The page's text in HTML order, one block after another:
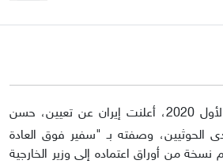
17 أكتوبر/تشرين الأول 2020، أعلنت إيران عن تعيين، حسن
الحوثيين، وصفته بـ "سفير فوق العادة
من أوراق اعتماده إلى وزير الخارجية